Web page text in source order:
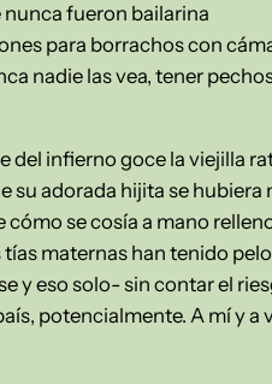
nunca fueron bailarina
para borrachos con
nadie las vea, tener
del infierno goce la viejilla
su adorada hijita se
cómo se cosía a mano
tías maternas han tenido
y eso solo- sin contar el
potencialmente. A mí y a